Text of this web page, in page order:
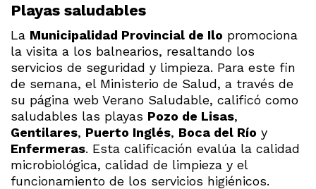
Playas saludables
La Municipalidad Provincial de Ilo promociona
la visita a los balnearios, resaltando los
servicios de seguridad y limpieza. Para este fin
de semana, el Ministerio de Salud, a través de
su página web Verano Saludable, calificó como
saludables las playas Pozo de Lisas,
Gentilares, Puerto Inglés, Boca del Río y
Enfermeras. Esta calificación evalúa la calidad
microbiológica, calidad de limpieza y el
funcionamiento de los servicios higiénicos.